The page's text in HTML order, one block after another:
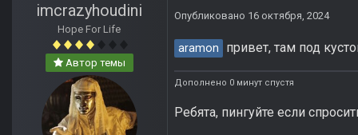
imcrazyhoudini
Hope For Life
Автор темы
Опубликовано 16 октября, 2024
aramon привет, там под
Дополнено 0 минут спустя
Ребята, пингуйте если